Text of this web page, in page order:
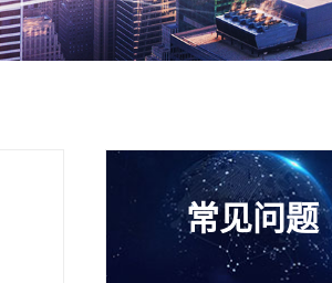
常见问题